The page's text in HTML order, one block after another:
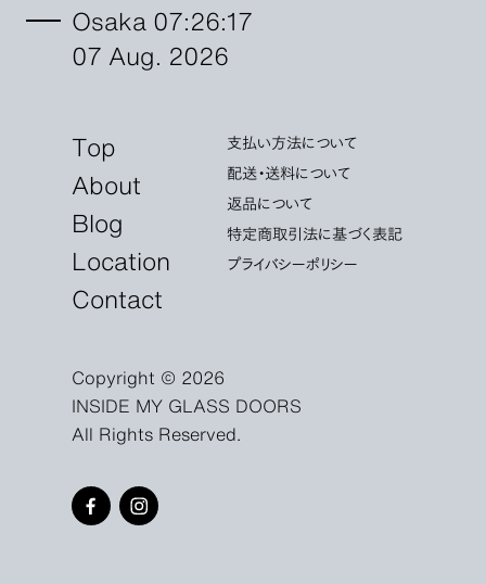
Osaka 07:26:19
07 Aug. 2026
Top
About
Blog
Location
Contact
支払い方法について
配送・送料について
返品について
特定商取引法に基づく表記
プライバシーポリシー
Copyright © 2026
INSIDE MY GLASS DOORS
All Rights Reserved.